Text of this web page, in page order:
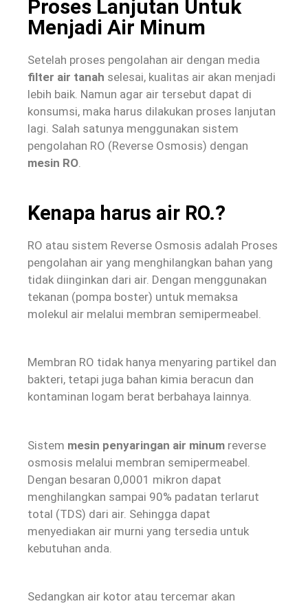
Proses Lanjutan Untuk
Menjadi Air Minum
Setelah proses pengolahan air dengan media
filter air tanah selesai, kualitas air akan menjadi
lebih baik. Namun agar air tersebut dapat di
konsumsi, maka harus dilakukan proses lanjutan
lagi. Salah satunya menggunakan sistem
pengolahan RO (Reverse Osmosis) dengan
mesin RO.
Kenapa harus air RO.?
RO atau sistem Reverse Osmosis adalah Proses
pengolahan air yang menghilangkan bahan yang
tidak diinginkan dari air. Dengan menggunakan
tekanan (pompa boster) untuk memaksa
molekul air melalui membran semipermeabel.
Membran RO tidak hanya menyaring partikel dan
bakteri, tetapi juga bahan kimia beracun dan
kontaminan logam berat berbahaya lainnya.
Sistem mesin penyaringan air minum reverse
osmosis melalui membran semipermeabel.
Dengan besaran 0,0001 mikron dapat
menghilangkan sampai 90% padatan terlarut
total (TDS) dari air. Sehingga dapat
menyediakan air murni yang tersedia untuk
kebutuhan anda.
Sedangkan air kotor atau tercemar akan